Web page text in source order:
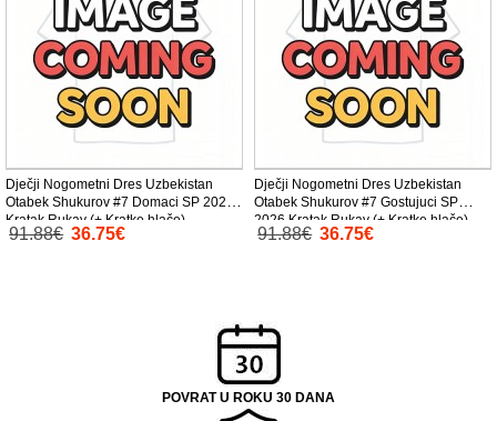
Dječji Nogometni Dres Uzbekistan
Otabek Shukurov #7 Domaci SP 2026
Kratak Rukav (+ Kratke hlače)
91.88€ 36.75€
Dječji Nogometni Dres Uzbekistan
Otabek Shukurov #7 Gostujuci SP
2026 Kratak Rukav (+ Kratke hlače)
91.88€ 36.75€
POVRAT U ROKU 30 DANA